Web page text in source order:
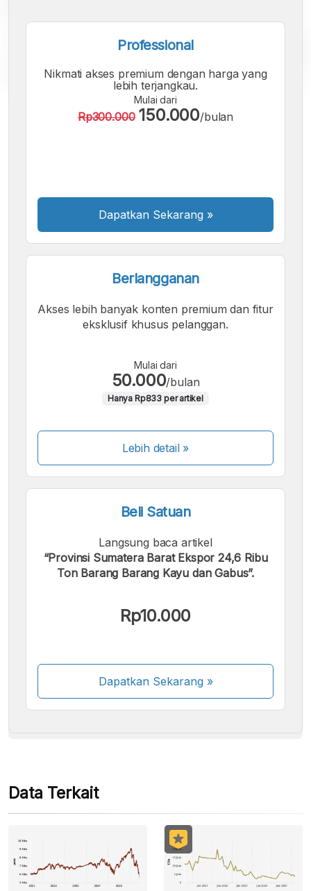
Font
A
Font
A
Font
Professional
Nikmati akses premium dengan harga yang
lebih terjangkau.
Mulai dari
Rp300.000 150.000/bulan
Dapatkan Sekarang »
Berlangganan
Akses lebih banyak konten premium dan fitur
eksklusif khusus pelanggan.
Mulai dari
50.000/bulan
Hanya Rp833 per artikel
Lebih detail »
Beli Satuan
Langsung baca artikel
“Provinsi Sumatera Barat Ekspor 24,6 Ribu
Ton Barang Barang Kayu dan Gabus”.
Rp10.000
Dapatkan Sekarang»
Beberapa metode pembayaran masih dalam
Data Terkait